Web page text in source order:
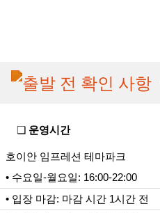
❏ 운영시간
호이안 임프레션 테마파크
• 수요일-월요일: 16:00-22:00
• 입장 마감: 마감 시간 1시간 전